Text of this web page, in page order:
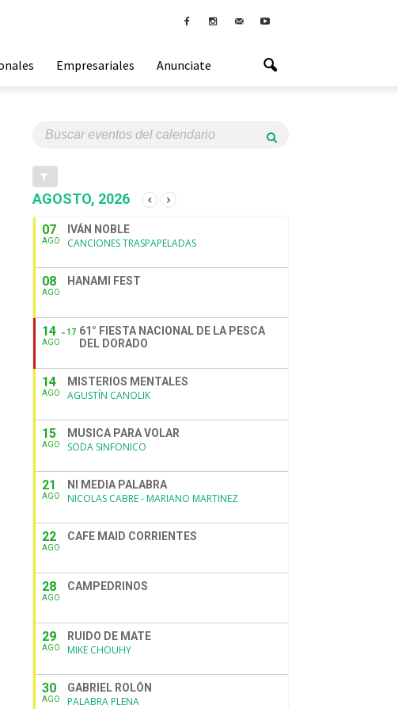
Empresariales Anunciate
AGOSTO, 2026
07
AGO
IVÁN NOBLE
CANCIONES TRASPAPELADAS
08
AGO
HANAMI FEST
14
AGO
17 61° FIESTA NACIONAL DE LA PESCA
DEL DORADO
14
AGO
MISTERIOS MENTALES
AGUSTÍN CANOLIK
15
AGO
MUSICA PARA VOLAR
SODA SINFONICO
21
AGO
NI MEDIA PALABRA
NICOLAS CABRE - MARIANO MARTINEZ
22
AGO
CAFE MAID CORRIENTES
28
AGO
CAMPEDRINOS
29
AGO
RUIDO DE MATE
MIKE CHOUHY
30
AGO
GABRIEL ROLÓN
PALABRA PLENA